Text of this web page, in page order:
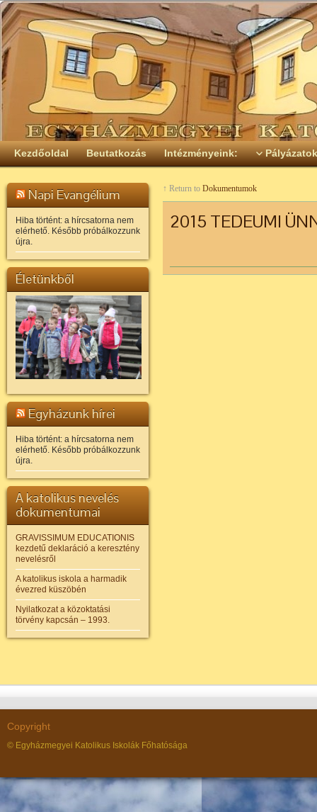
Kezdőoldal Beutatkozás Intézményeink: Pályázatok
Napi Evangélium
Hiba történt: a hírcsatorna nem
elérhető. Később próbálkozzunk
újra.
Életünkből
Egyházunk hírei
Hiba történt: a hírcsatorna nem
elérhető. Később próbálkozzunk
újra.
A katolikus nevelés
dokumentumai
GRAVISSIMUM EDUCATIONIS
kezdetű deklaráció a keresztény
nevelésről
A katolikus iskola a harmadik
évezred küszöbén
Nyilatkozat a közoktatási
törvény kapcsán – 1993.
↑ Return to Dokumentumok
2015 TEDEUMI
Copyright
© Egyházmegyei Katolikus Iskolák Főhatósága